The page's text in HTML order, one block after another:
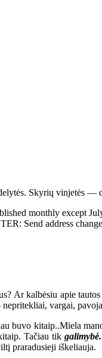
Skyrių vinjetės —
except July/
Send address
Ar kalbėsiu apie
vargai,
kitaip..Miela
Tačiau tik
praradusieji iškeliauja.